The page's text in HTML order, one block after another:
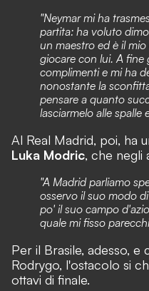
"Neymar mi ha
partita: ha voluto
un maestro ed è il
giocare con lui. A fine
complimenti e mi ha
nonostante la
pensare a quanto
lasciarmelo alle spalle
Al Real Madrid, poi, ha
Luka Modric, che negli
"A Madrid parliamo
osservo il suo modo
po' il suo campo
quale mi fisso
Per il Brasile, adesso,
Rodrygo, l'ostacolo si
ottavi di finale.